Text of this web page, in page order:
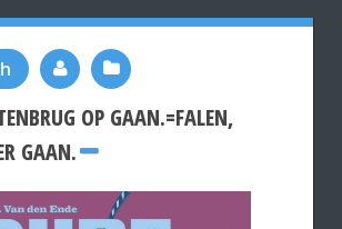
OP GAAN.=FALEN,
GAAN.